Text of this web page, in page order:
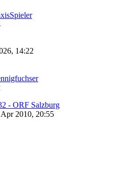
14:22
- ORF Salzburg
Apr 2010, 20:55